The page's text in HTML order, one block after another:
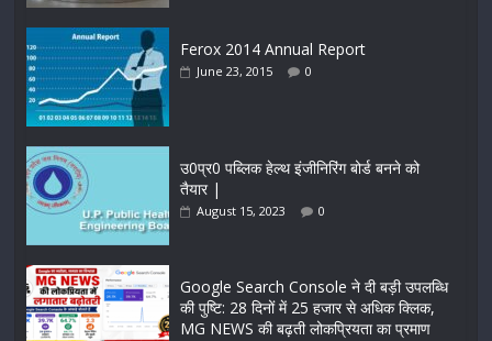
Ferox 2014 Annual Report
June 23, 2015 0
उ0प्र0 पब्लिक हेल्थ इंजीनिरिंग बोर्ड बनने को
तैयार |
August 15, 2023 0
Google Search Console ने दी बड़ी उपलब्धि
की पुष्टि: 28 दिनों में 25 हजार से अधिक क्लिक,
MG NEWS की बढ़ती लोकप्रियता का प्रमाण